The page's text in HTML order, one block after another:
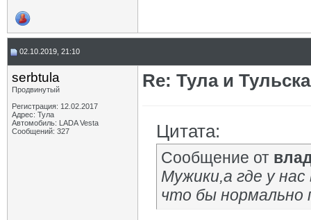
02.10.2019, 21:10
serbtula
Продвинутый
Регистрация: 12.02.2017
Адрес: Тула
Автомобиль: LADA Vesta
Сообщений: 327
Re: Тула и
Цитата:
Сообщение от
Мужики,а где у
что бы нормально